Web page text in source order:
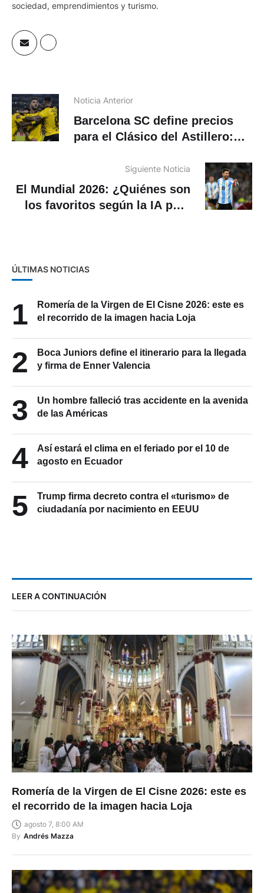
sociedad, emprendimientos y turismo.
Noticia Anterior
Barcelona SC define precios
para el Clásico del Astillero:
Siguiente Noticia
El Mundial 2026: ¿Quiénes son
los favoritos según la IA para
ÚLTIMAS NOTICIAS
1
Romería de la Virgen de El Cisne 2026: este es
el recorrido de la imagen hacia Loja
2
Boca Juniors define el itinerario para la llegada
y firma de Enner Valencia
3
Un hombre falleció tras accidente en la avenida
de las Américas
4
Así estará el clima en el feriado por el 10 de
agosto en Ecuador
5
Trump firma decreto contra el «turismo» de
ciudadanía por nacimiento en EEUU
LEER A CONTINUACIÓN
Romería de la Virgen de El Cisne 2026: este es
el recorrido de la imagen hacia Loja
agosto 7, 8:00 AM
By Andrés Mazza